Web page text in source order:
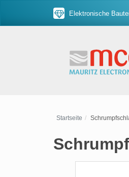
Elektronische
Startseite